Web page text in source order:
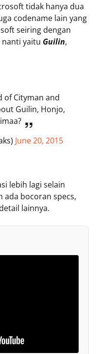
tidak hanya dua
codename lain yang
seiring dengan
nanti yaitu Guilin,
of Cityman and
Guilin, Honjo,
June 20, 2015
lebih lagi selain
bocoran specs,
lainnya.